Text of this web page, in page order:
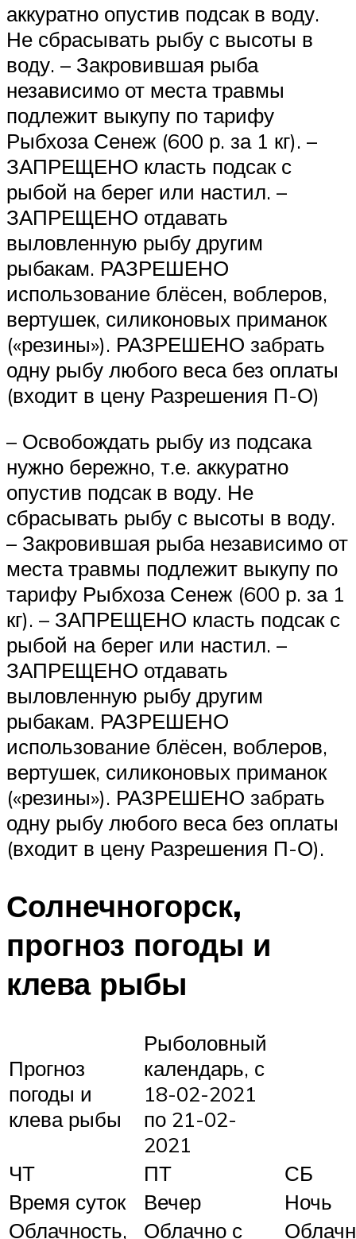
аккуратно опустив подсак в воду.
Не сбрасывать рыбу с высоты в
воду. – Закровившая рыба
независимо от места травмы
подлежит выкупу по тарифу
Рыбхоза Сенеж (600 р. за 1 кг). –
ЗАПРЕЩЕНО класть подсак с
рыбой на берег или настил. –
ЗАПРЕЩЕНО отдавать
выловленную рыбу другим
рыбакам. РАЗРЕШЕНО
использование блёсен, воблеров,
вертушек, силиконовых приманок
(«резины»). РАЗРЕШЕНО забрать
одну рыбу любого веса без оплаты
(входит в цену Разрешения П-О)
– Освобождать рыбу из подсака
нужно бережно, т.е. аккуратно
опустив подсак в воду. Не
сбрасывать рыбу с высоты в воду.
– Закровившая рыба независимо от
места травмы подлежит выкупу по
тарифу Рыбхоза Сенеж (600 р. за 1
кг). – ЗАПРЕЩЕНО класть подсак с
рыбой на берег или настил. –
ЗАПРЕЩЕНО отдавать
выловленную рыбу другим
рыбакам. РАЗРЕШЕНО
использование блёсен, воблеров,
вертушек, силиконовых приманок
(«резины»). РАЗРЕШЕНО забрать
одну рыбу любого веса без оплаты
(входит в цену Разрешения П-О).
Солнечногорск,
прогноз погоды и
клева рыбы
Прогноз
погоды и
клева рыбы
Рыболовный
календарь, с
18-02-2021
по 21-02-
2021
ЧТ
ПТ
СБ
Время суток
Вечер
Ночь
Облачность,
Облачно с